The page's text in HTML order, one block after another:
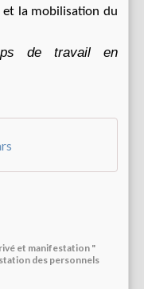
et la mobilisation du
de travail en
et manifestation "
des personnels